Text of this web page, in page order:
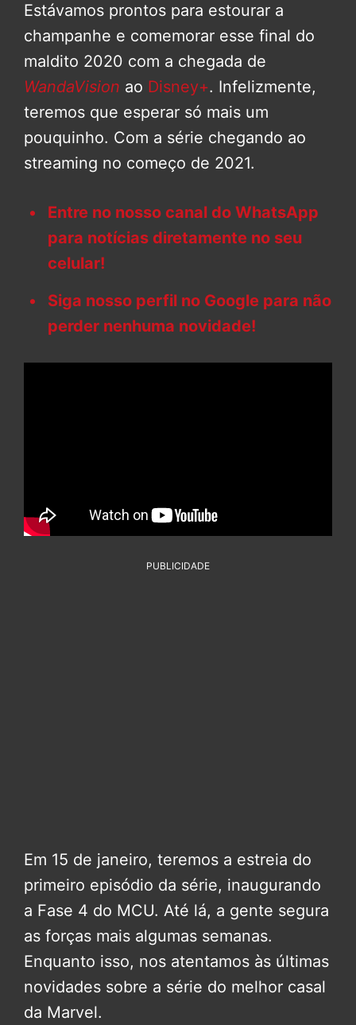
Estávamos prontos para estourar a
champanhe e comemorar esse final do
maldito 2020 com a chegada de
WandaVision ao Disney+. Infelizmente,
teremos que esperar só mais um
pouquinho. Com a série chegando ao
streaming no começo de 2021.
Entre no nosso canal do WhatsApp
para notícias diretamente no seu
celular!
Siga nosso perfil no Google para não
perder nenhuma novidade!
PUBLICIDADE
Em 15 de janeiro, teremos a estreia do
primeiro episódio da série, inaugurando
a Fase 4 do MCU. Até lá, a gente segura
as forças mais algumas semanas.
Enquanto isso, nos atentamos às últimas
novidades sobre a série do melhor casal
da Marvel.